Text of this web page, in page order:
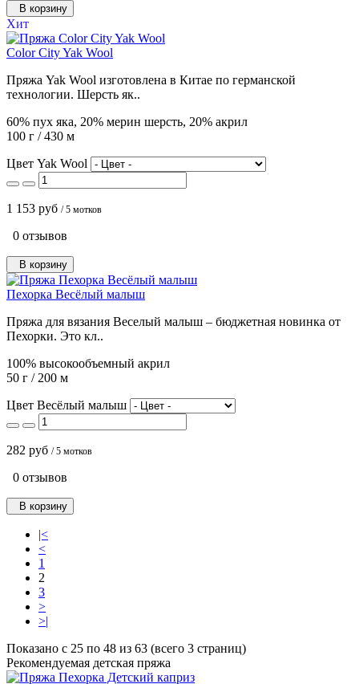
В корзину
Хит
Color City Yak Wool
Пряжа Yak Wool изготовлена в Китае по германской
технологии. Шерсть як..
60% пух яка, 20% мерин шерсть, 20% акрил
100 г / 430 м
Цвет Yak Wool
1 153 руб / 5 мотков
0 отзывов
В корзину
Пехорка Весёлый малыш
Пряжа для вязания Веселый малыш – бюджетная новинка от
Пехорки. Это кл..
100% высокообъемный акрил
50 г / 200 м
Цвет Весёлый малыш
282 руб / 5 мотков
0 отзывов
В корзину
|<
<
1
2
3
>
>|
Показано с 25 по 48 из 63 (всего 3 страниц)
Рекомендуемая детская пряжа